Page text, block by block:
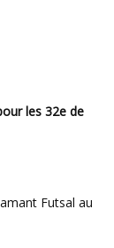
Futsal au